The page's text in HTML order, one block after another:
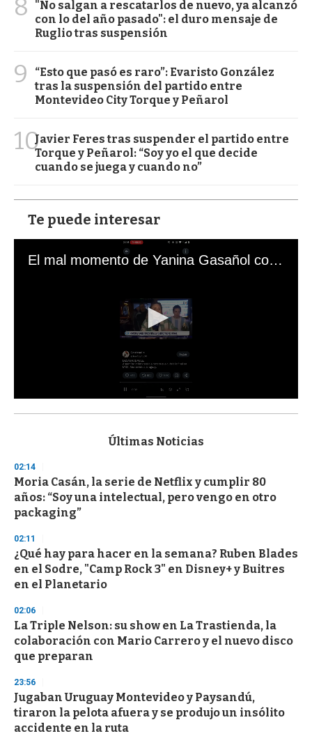
8
"No salgan a rescatarlos de nuevo, ya alcanzó
con lo del año pasado": el duro mensaje de
Ruglio tras suspensión
9
“Esto que pasó es raro”: Evaristo González
tras la suspensión del partido entre
Montevideo City Torque y Peñarol
10Javier Feres tras suspender el partido entre
Torque y Peñarol: “Soy yo el que decide
cuando se juega y cuando no”
Te puede interesar
El mal momento de Yanina Gasañol con un hincha argentino en "Subrayado"
s
d
s
o
f
3
s
c
o
n
Últimas Noticias
02:14
Moria Casán, la serie de Netflix y cumplir 80
años: “Soy una intelectual, pero vengo en otro
packaging”
02:11
¿Qué hay para hacer en la semana? Ruben Blades
en el Sodre, "Camp Rock 3" en Disney+ y Buitres
en el Planetario
02:06
La Triple Nelson: su show en La Trastienda, la
colaboración con Mario Carrero y el nuevo disco
que preparan
23:56
Jugaban Uruguay Montevideo y Paysandú,
tiraron la pelota afuera y se produjo un insólito
accidente en la ruta